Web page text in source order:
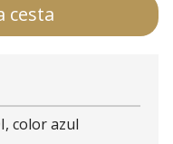
cesta
color azul